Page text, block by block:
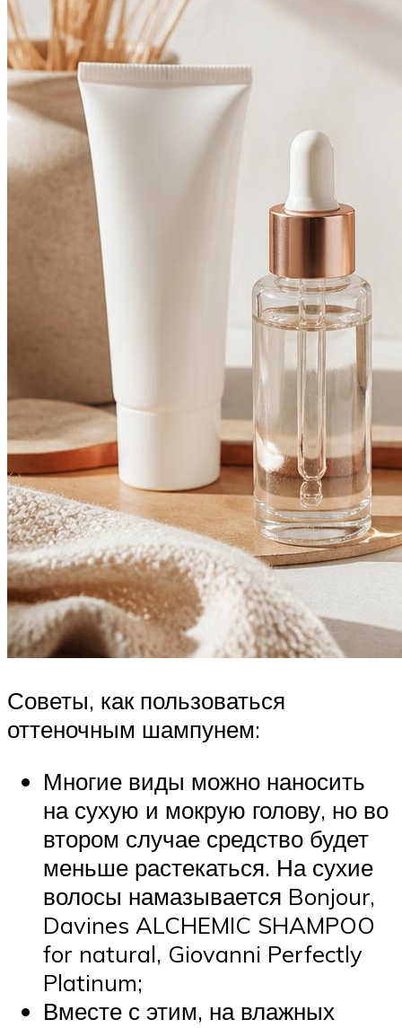
Советы, как пользоваться
оттеночным шампунем:
Многие виды можно наносить
на сухую и мокрую голову, но во
втором случае средство будет
меньше растекаться. На сухие
волосы намазывается Bonjour,
Davines ALCHEMIC SHAMPOO
for natural, Giovanni Perfectly
Platinum;
Вместе с этим, на влажных